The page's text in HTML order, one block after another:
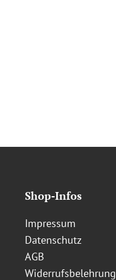
Shop-Infos
Impressum
Datenschutz
AGB
Widerrufsbelehrung